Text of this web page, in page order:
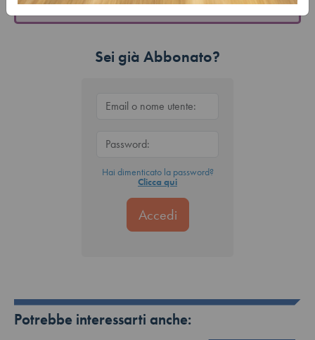
Sei già Abbonato?
Hai dimenticato la password?
Clicca qui
Potrebbe interessarti anche: